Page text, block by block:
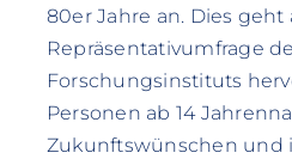
80er Jahre an. Dies
Repräsentativumfrage
Forschungsinstituts
Personen ab 14
Zukunftswünschen und